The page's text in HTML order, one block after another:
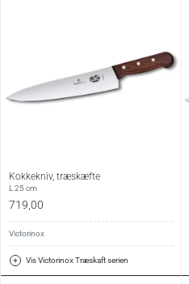
Kokkekniv, træskæfte
L 25 cm
719,00
Victorinox
Vis Victorinox Træskaft serien